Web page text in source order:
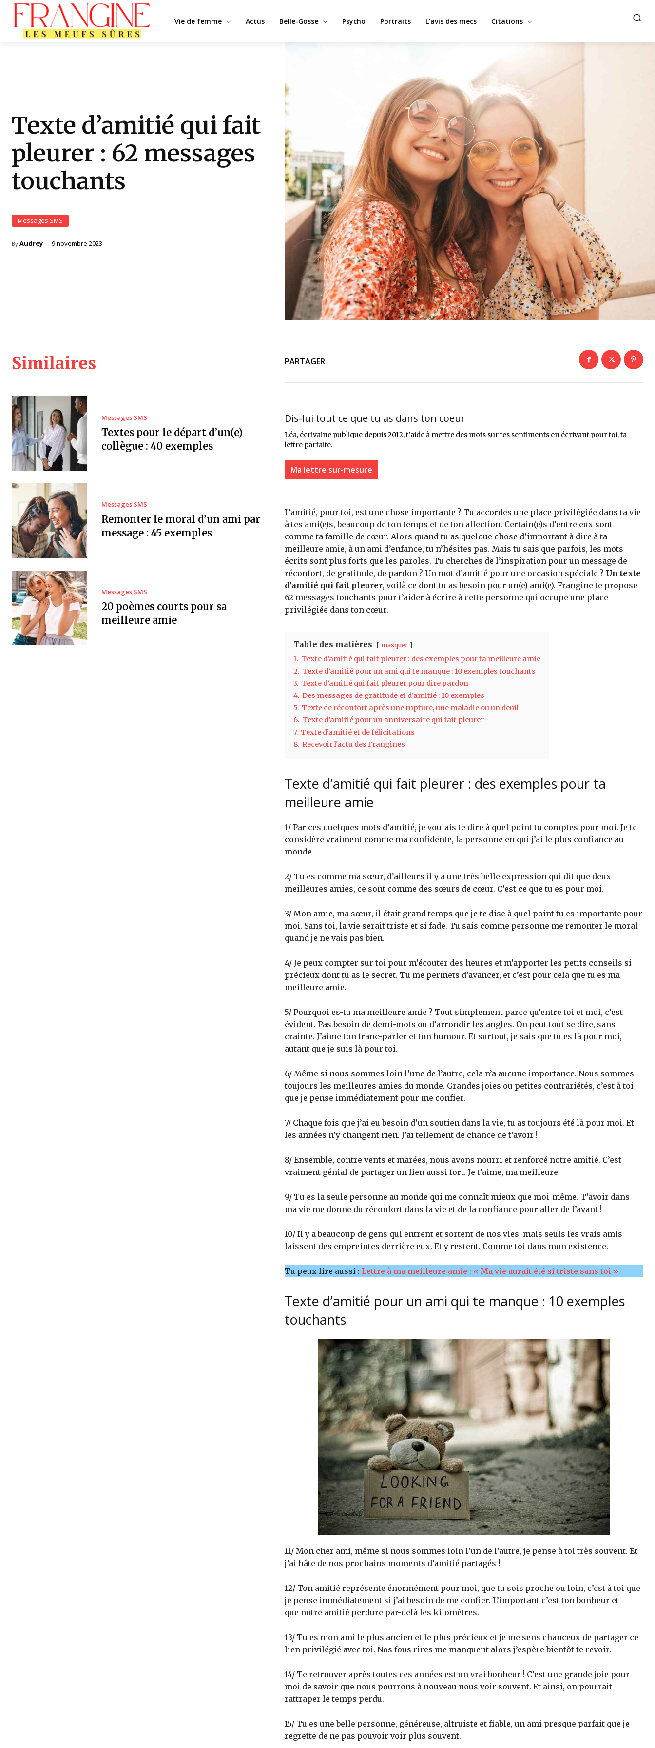
Vie de femme Actus Belle-Gosse Psycho Portraits L’avis des mecs Citations
Texte d’amitié qui fait
pleurer : 62 messages
touchants
Messages SMS
By Audrey 9 novembre 2023
Similaires
Messages SMS
Textes pour le départ d’un(e)
collègue : 40 exemples
Messages SMS
Remonter le moral d’un ami par
message : 45 exemples
Messages SMS
20 poèmes courts pour sa
meilleure amie
PARTAGER
Dis-lui tout ce que tu as dans ton coeur
Léa, écrivaine publique depuis 2012, t’aide à mettre des mots sur tes sentiments en écrivant pour toi, ta
lettre parfaite.
Ma lettre sur-mesure
L’amitié, pour toi, est une chose importante ? Tu accordes une place privilégiée dans ta vie
à tes ami(e)s, beaucoup de ton temps et de ton affection. Certain(e)s d’entre eux sont
comme ta famille de cœur. Alors quand tu as quelque chose d’important à dire à ta
meilleure amie, à un ami d’enfance, tu n’hésites pas. Mais tu sais que parfois, les mots
écrits sont plus forts que les paroles. Tu cherches de l’inspiration pour un message de
réconfort, de gratitude, de pardon ? Un mot d’amitié pour une occasion spéciale ? Un texte
d’amitié qui fait pleurer, voilà ce dont tu as besoin pour un(e) ami(e). Frangine te propose
62 messages touchants pour t’aider à écrire à cette personne qui occupe une place
privilégiée dans ton cœur.
Table des matières masquer
1. Texte d’amitié qui fait pleurer : des exemples pour ta meilleure amie
2. Texte d’amitié pour un ami qui te manque : 10 exemples touchants
3. Texte d’amitié qui fait pleurer pour dire pardon
4. Des messages de gratitude et d’amitié : 10 exemples
5. Texte de réconfort après une rupture, une maladie ou un deuil
6. Texte d’amitié pour un anniversaire qui fait pleurer
7. Texte d’amitié et de félicitations
8. Recevoir l'actu des Frangines
Texte d’amitié qui fait pleurer : des exemples pour ta
meilleure amie
1/ Par ces quelques mots d’amitié, je voulais te dire à quel point tu comptes pour moi. Je te
considère vraiment comme ma confidente, la personne en qui j’ai le plus confiance au
monde.
2/ Tu es comme ma sœur, d’ailleurs il y a une très belle expression qui dit que deux
meilleures amies, ce sont comme des sœurs de cœur. C’est ce que tu es pour moi.
3/ Mon amie, ma sœur, il était grand temps que je te dise à quel point tu es importante pour
moi. Sans toi, la vie serait triste et si fade. Tu sais comme personne me remonter le moral
quand je ne vais pas bien.
4/ Je peux compter sur toi pour m’écouter des heures et m’apporter les petits conseils si
précieux dont tu as le secret. Tu me permets d’avancer, et c’est pour cela que tu es ma
meilleure amie.
5/ Pourquoi es-tu ma meilleure amie ? Tout simplement parce qu’entre toi et moi, c’est
évident. Pas besoin de demi-mots ou d’arrondir les angles. On peut tout se dire, sans
crainte. J’aime ton franc-parler et ton humour. Et surtout, je sais que tu es là pour moi,
autant que je suis là pour toi.
6/ Même si nous sommes loin l’une de l’autre, cela n’a aucune importance. Nous sommes
toujours les meilleures amies du monde. Grandes joies ou petites contrariétés, c’est à toi
que je pense immédiatement pour me confier.
7/ Chaque fois que j’ai eu besoin d’un soutien dans la vie, tu as toujours été là pour moi. Et
les années n’y changent rien. J’ai tellement de chance de t’avoir !
8/ Ensemble, contre vents et marées, nous avons nourri et renforcé notre amitié. C’est
vraiment génial de partager un lien aussi fort. Je t’aime, ma meilleure.
9/ Tu es la seule personne au monde qui me connaît mieux que moi-même. T’avoir dans
ma vie me donne du réconfort dans la vie et de la confiance pour aller de l’avant !
10/ Il y a beaucoup de gens qui entrent et sortent de nos vies, mais seuls les vrais amis
laissent des empreintes derrière eux. Et y restent. Comme toi dans mon existence.
Tu peux lire aussi : Lettre à ma meilleure amie : « Ma vie aurait été si triste sans toi »
Texte d’amitié pour un ami qui te manque : 10 exemples
touchants
11/ Mon cher ami, même si nous sommes loin l’un de l’autre, je pense à toi très souvent. Et
j’ai hâte de nos prochains moments d’amitié partagés !
12/ Ton amitié représente énormément pour moi, que tu sois proche ou loin, c’est à toi que
je pense immédiatement si j’ai besoin de me confier. L’important c’est ton bonheur et
que notre amitié perdure par-delà les kilomètres.
13/ Tu es mon ami le plus ancien et le plus précieux et je me sens chanceux de partager ce
lien privilégié avec toi. Nos fous rires me manquent alors j’espère bientôt te revoir.
14/ Te retrouver après toutes ces années est un vrai bonheur ! C’est une grande joie pour
moi de savoir que nous pourrons à nouveau nous voir souvent. Et ainsi, on pourrait
rattraper le temps perdu.
15/ Tu es une belle personne, généreuse, altruiste et fiable, un ami presque parfait que je
regrette de ne pas pouvoir voir plus souvent.